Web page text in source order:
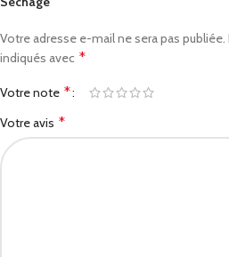
Votre adresse e-mail ne sera pas publiée.
indiqués avec *
Votre note *
Votre avis *